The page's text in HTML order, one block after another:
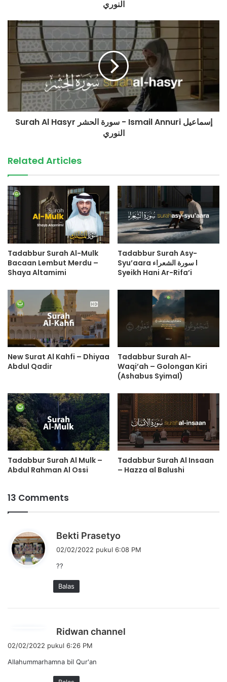
(Admin Yayasan Tadabbur Daily)
©️ TadabburDaily 2021
#tadabburdaily
#tadabburquran
#ismailannuri
best quran recitation in the world 2020
source
النوري
Surah Al Hasyr سورة الحشر - Ismail Annuri إسماعيل
النوري
Related Articles
Tadabbur Surah Al-Mulk
Bacaan Lembut Merdu –
Shaya Altamimi
Tadabbur Surah Asy-
Syu’aara سورة الشعراء l
Syeikh Hani Ar-Rifa’i
New Surat Al Kahfi – Dhiyaa
Abdul Qadir
Tadabbur Surah Al-
Waqi’ah – Golongan Kiri
(Ashabus Syimal)
Tadabbur Surah Al Mulk –
Abdul Rahman Al Ossi
Tadabbur Surah Al Insaan
– Hazza al Balushi
13 Comments
Bekti Prasetyo
e
02/02/2022 pukul 6:08 PM
??
Balas
Ridwan channel
02/02/2022 pukul 6:26 PM
Allahummarhamna bil Qur'an